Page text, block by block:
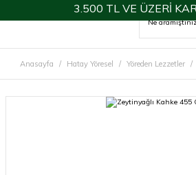
Anasayfa Hatay Yöresel Yöreden Lezzetler
3.500 TL VE ÜZERİ